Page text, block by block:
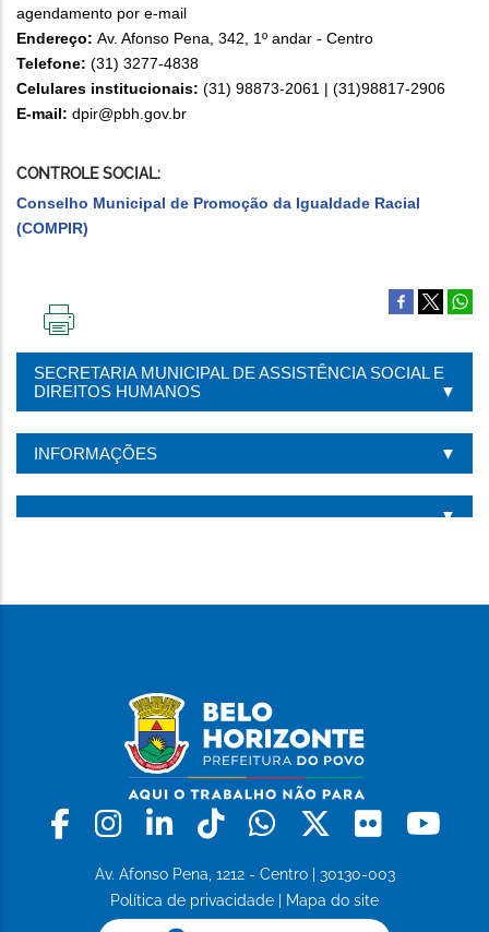
agendamento por e-mail
Endereço: Av. Afonso Pena, 342, 1º andar - Centro
Telefone: (31) 3277-4838
Celulares institucionais: (31) 98873-2061 | (31)98817-2906
E-mail: dpir@pbh.gov.br
CONTROLE SOCIAL:
Conselho Municipal de Promoção da Igualdade Racial
(COMPIR)
PÁGINA
SECRETARIA MUNICIPAL DE ASSISTÊNCIA SOCIAL E
DIREITOS HUMANOS
INFORMAÇÕES
Facebook
Instagram
LinkedinTiktokWhatsapp
X Flickr
Av. Afonso Pena, 1212 - Centro | 30130-003
Política de privacidade
Mapa do site